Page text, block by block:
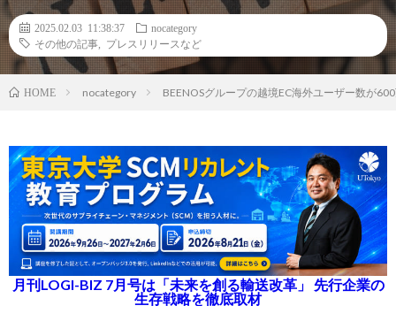
2025.02.03 11:38:37
nocategory
その他の記事
プレスリリースなど
HOME nocategory BEENOSグループの越境EC海外ユーザー数が
月刊LOGI-BIZ 7月号は「未来を創る輸送改革」 先行企業の
生存戦略を徹底取材